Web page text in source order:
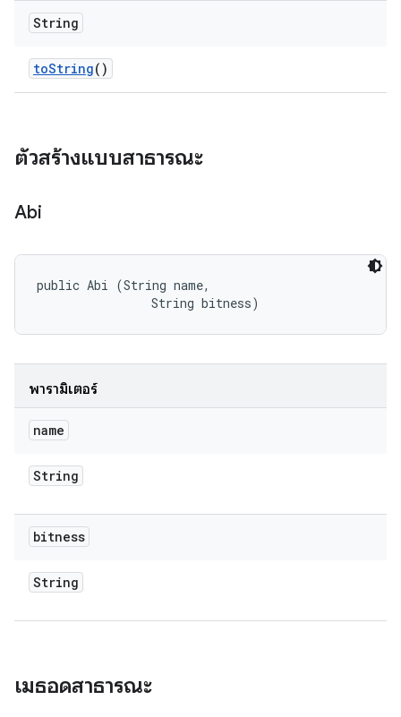
String
toString()
ตัวสร้างแบบสาธารณะ
Abi
public Abi (String name,
                String bitness)
พารามิเตอร์
name
String
bitness
String
เมธอดสาธารณะ